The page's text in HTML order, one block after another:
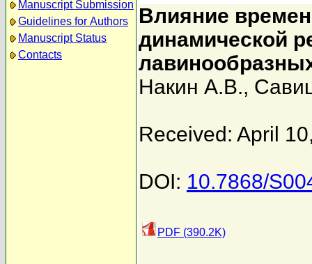
Manuscript Submission
Guidelines for Authors
Manuscript Status
Contacts
Влияние
динамической
Накин А.В.,
Received: April
DOI: 10.7868/
PDF (390.2K)